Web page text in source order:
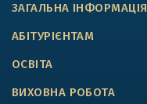
ЗАГАЛЬНА ІНФОРМАЦІЯ
АБІТУРІЄНТАМ
ОСВІТА
ВИХОВНА РОБОТА